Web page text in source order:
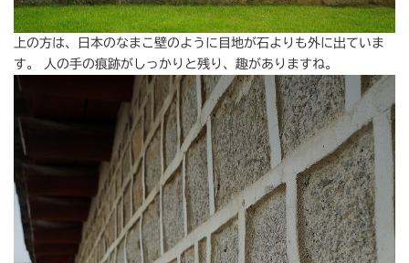
上の方は、日本のなまこ壁のように目地が石よりも外に出ていま
す。 人の手の痕跡がしっかりと残り、趣がありますね。